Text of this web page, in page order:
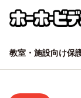
教室・施設向け保